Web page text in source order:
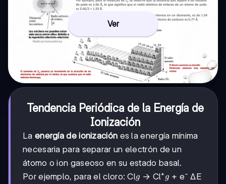
Ver
Tendencia Periódica de la Energía de
Ionización
La energía de ionización es la energía mínima
necesaria para separar un electrón de un
átomo o ion gaseoso en su estado basal.
Por ejemplo, para el cloro: Clg
g → Cl⁺g
g + e⁻ ΔE